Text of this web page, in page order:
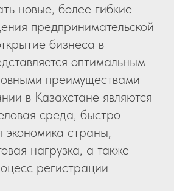
новые, более гибкие
предпринимательской
бизнеса в
оптимальным
преимуществами
в Казахстане являются
среда, быстро
страны,
нагрузка, а также
регистрации